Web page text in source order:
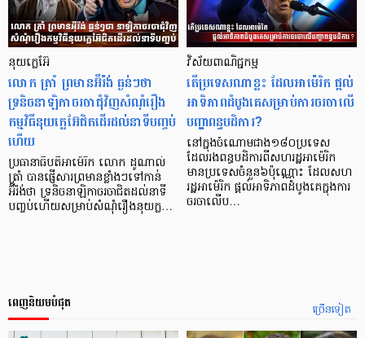
នុយក្លេអ៊ែ
លោក ត្រាំ ព្រមានអ៊ីរ៉ង់ ធ្ងន់ៗថា
ទ្រនិចនាឡិកាចរចាជុំវិញសំណុំរឿង
កម្មវិធីនុយក្លេអ៊ែជិតដើរដល់នាទីបញ្ចប់
ហើយ
ប្រធានាធិបតីអាម៉េរិក លោក ដូណាល់
ត្រាំ បានផ្ញើសារព្រមានខ្លាំងៗទៅកាន់
អ៊ីរ៉ង់ថា ទ្រនិចនាឡិកាចរចាជិតដល់នាទី
បញ្ចប់ហើយសម្រាប់សំណុំរឿងនុយក្ល…
វិស័យពាណិជ្ជកម្ម
តើប្រទេសណាខ្លះ ដែលអាម៉េរិក ផ្តល់
អាទិភាពដំបូងគេសម្រាប់ការចរចាលើ
បញ្ហាពន្ធបដិការ?
នៅក្នុងចំណោមជាង១៨០ប្រទេស
ដែលរងពន្ធបដិការពីសហរដ្ឋអាម៉េរិក
មានប្រទេសចំនួន៦ប៉ុណ្ណោះ ដែលសហ
រដ្ឋអាម៉េរិក ផ្តល់អាទិភាពដំបូងគេក្នុងការ
ចរចាលើប…
ច្រើនទៀត
ពេញនិយមបំផុត